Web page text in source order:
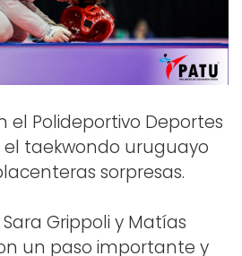
el Polideportivo Deportes
el taekwondo uruguayo
sorpresas.
Grippoli y Matías
un paso importante y